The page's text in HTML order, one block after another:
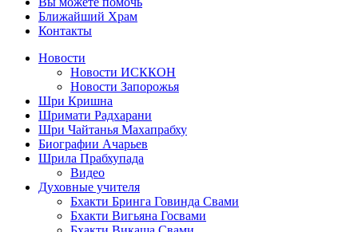
Ближайший Храм
Контакты
Новости
Новости ИСККОН
Новости Запорожья
Шри Кришна
Шримати Радхарани
Шри Чайтанья Махапрабху
Биографии Ачарьев
Шрила Прабхупада
Видео
Духовные учителя
Бхакти Бринга Говинда Свами
Бхакти Вигьяна Госвами